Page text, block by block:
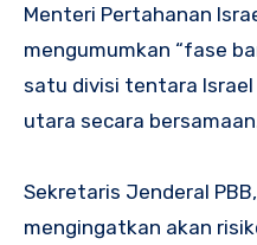
Menteri Pertahanan
mengumumkan “fase
satu divisi tentara
utara secara
Sekretaris Jenderal
mengingatkan akan